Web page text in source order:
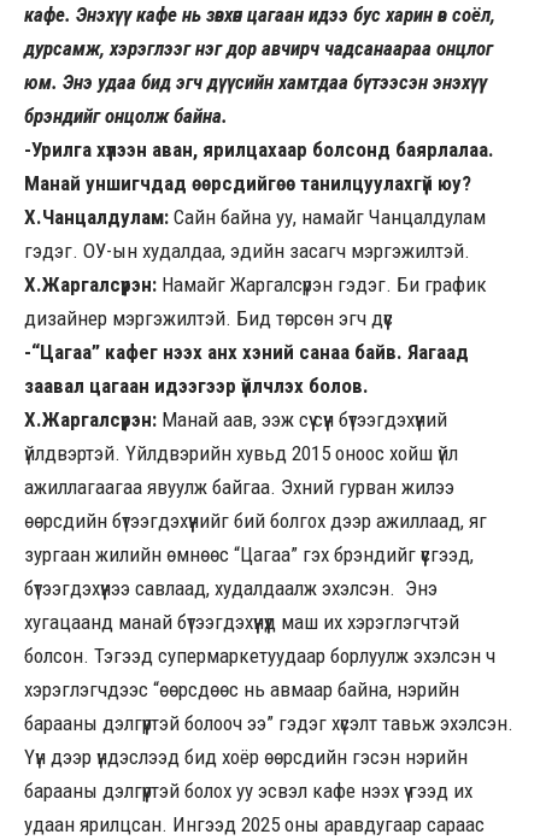
кафе. Энэхүү кафе нь зөвхөн цагаан идээ бус харин өв соёл,
дурсамж, хэрэглээг нэг дор авчирч чадсанаараа онцлог
юм. Энэ удаа бид эгч дүүсийн хамтдаа бүтээсэн энэхүү
брэндийг онцолж байна.
-Урилга хүлээн аван, ярилцахаар болсонд баярлалаа.
Манай уншигчдад өөрсдийгөө танилцуулахгүй юу?
Х.Чанцалдулам: Сайн байна уу, намайг Чанцалдулам
гэдэг. ОУ-ын худалдаа, эдийн засагч мэргэжилтэй.
Х.Жаргалсүрэн: Намайг Жаргалсүрэн гэдэг. Би график
дизайнер мэргэжилтэй. Бид төрсөн эгч дүүс
-“Цагаа” кафег нээх анх хэний санаа байв. Яагаад
заавал цагаан идээгээр үйлчлэх болов.
Х.Жаргалсүрэн: Манай аав, ээж сүү сүүн бүтээгдэхүүний
үйлдвэртэй. Үйлдвэрийн хувьд 2015 оноос хойш үйл
ажиллагаагаа явуулж байгаа. Эхний гурван жилээ
өөрсдийн бүтээгдэхүүнийг бий болгох дээр ажиллаад, яг
зургаан жилийн өмнөөс “Цагаа” гэх брэндийг үүсгээд,
бүтээгдэхүүнээ савлаад, худалдаалж эхэлсэн. Энэ
хугацаанд манай бүтээгдэхүүнүүд маш их хэрэглэгчтэй
болсон. Тэгээд супермаркетуудаар борлуулж эхэлсэн ч
хэрэглэгчдээс “өөрсдөөс нь авмаар байна, нэрийн
барааны дэлгүүртэй болооч ээ” гэдэг хүсэлт тавьж эхэлсэн.
Үүн дээр үндэслээд бид хоёр өөрсдийн гэсэн нэрийн
барааны дэлгүүртэй болох уу эсвэл кафе нээх үү гээд их
удаан ярилцсан. Ингээд 2025 оны аравдугаар сараас